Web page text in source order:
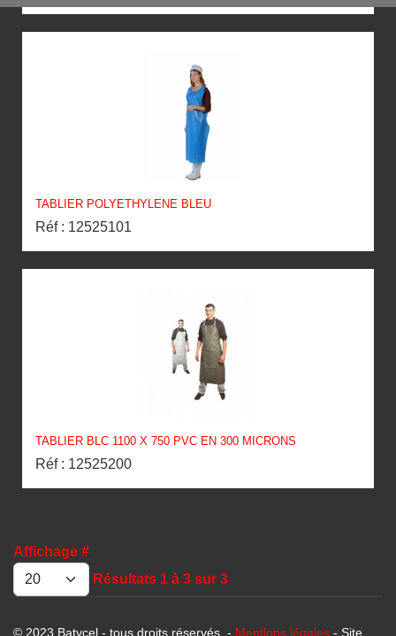
TABLIER POLYETHYLENE BLEU
Réf : 12525101
TABLIER BLC 1100 X 750 PVC EN 300 MICRONS
Réf : 12525200
Affichage #
Résultats 1 à 3 sur 3
© 2023 Batycel - tous droits réservés. - Mentions légales - Site